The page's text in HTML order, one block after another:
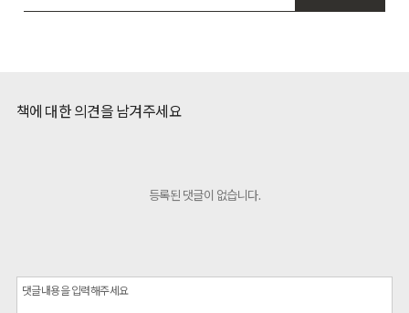
책에 대한 의견을 남겨주세요
등록된 댓글이 없습니다.